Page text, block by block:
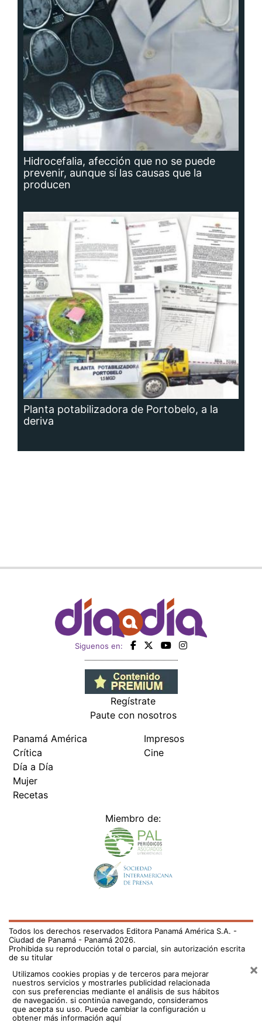
Hidrocefalia, afección que no se puede
prevenir, aunque sí las causas que la
producen
Planta potabilizadora de Portobelo, a la
deriva
Siguenos en:
Regístrate
Paute con nosotros
Panamá América
Crítica
Día a Día
Mujer
Recetas
Impresos
Cine
Miembro de:
Todos los derechos reservados Editora Panamá América S.A. -
Ciudad de Panamá - Panamá 2026.
Prohibida su reproducción total o parcial, sin autorización escrita
de su titular
Utilizamos cookies propias y de terceros para mejorar
nuestros servicios y mostrarles publicidad relacionada
con sus preferencias mediante el análisis de sus hábitos
de navegación. si continúa navegando, consideramos
que acepta su uso. Puede cambiar la configuración u
obtener más información aquí
×